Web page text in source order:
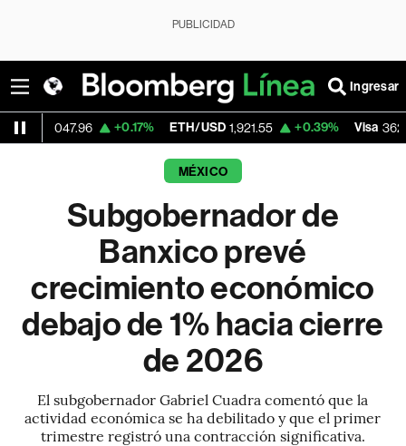
PUBLICIDAD
Ingresar
+0.17% ETH/USD 1,921.55 +0.39% Visa 362.50 -
MÉXICO
Subgobernador de
Banxico prevé
crecimiento económico
debajo de 1% hacia cierre
de 2026
El subgobernador Gabriel Cuadra comentó que la
actividad económica se ha debilitado y que el primer
trimestre registró una contracción significativa.